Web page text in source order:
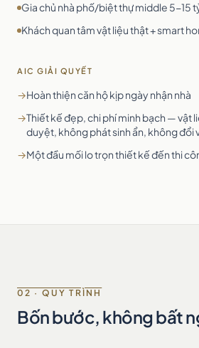
Gia chủ nhà phố/biệt thự middle 5-15
Khách quan tâm vật liệu thật + smart
AIC GIẢI QUYẾT
→Hoàn thiện căn hộ kịp ngày nhận nhà
→Thiết kế đẹp, chi phí minh bạch — vật
duyệt, không phát sinh ẩn, không đổi
→Một đầu mối lo trọn thiết kế đến thi
02 · QUY TRÌNH
Bốn bước, không bất